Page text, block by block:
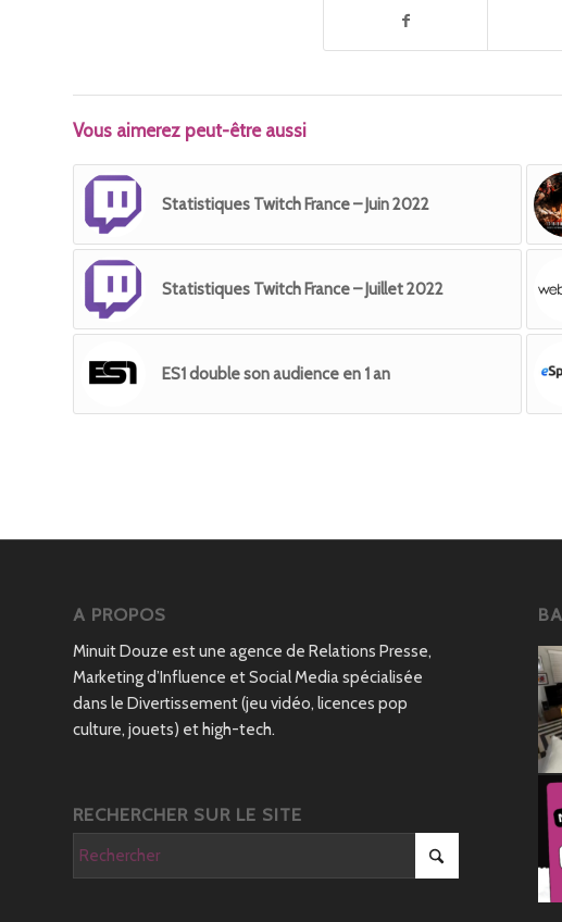
Vous aimerez peut-être aussi
Statistiques Twitch France – Juin 2022
Statistiques Twitch France – Juillet 2022
ES1 double son audience en 1 an
A PROPOS
Minuit Douze est une agence de Relations Presse,
Marketing d’Influence et Social Media spécialisée
dans le Divertissement (jeu vidéo, licences pop
culture, jouets) et high-tech.
RECHERCHER SUR LE SITE